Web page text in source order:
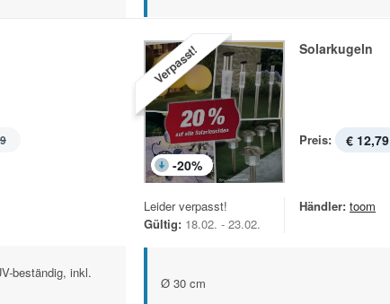
beständig, inkl.
Verpasst!
-20%
Solarkugeln
Preis: € 12,79
Leider verpasst!
Gültig: 18.02. - 23.02.
Händler: toom
Ø 30 cm